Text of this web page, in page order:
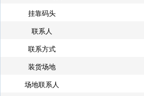
挂靠码头
联系人
联系方式
装货场地
场地联系人